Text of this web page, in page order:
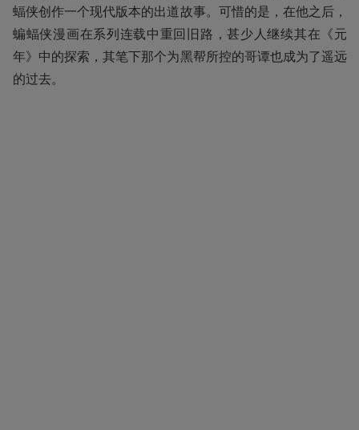
蝠侠创作一个现代版本的出道故事。可惜的是，在他之后，
蝙蝠侠漫画在系列连载中重回旧路，甚少人继续其在《元
年》中的探索，其笔下那个为黑帮所控的哥谭也成为了遥远
的过去。